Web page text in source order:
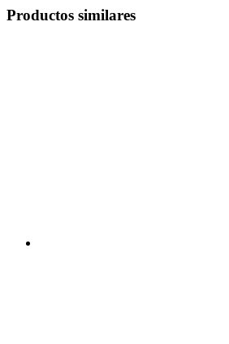
Productos similares